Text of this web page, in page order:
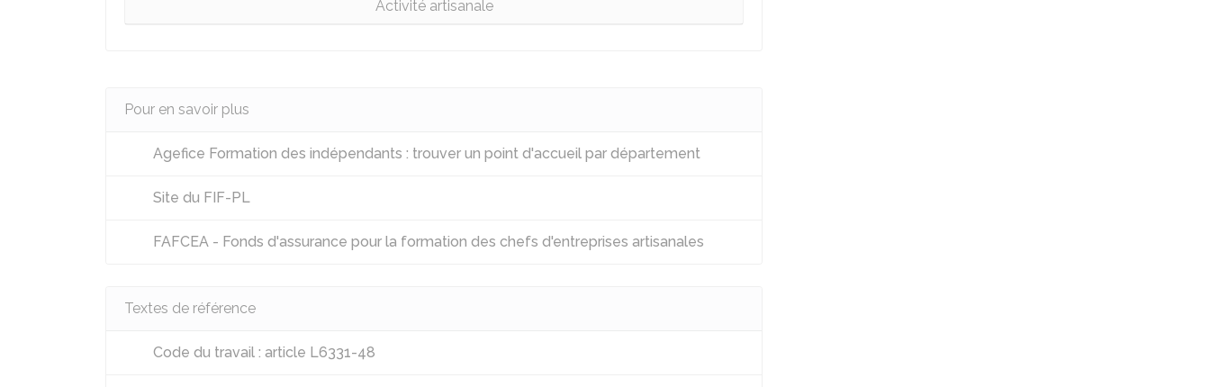
Activité artisanale
Pour en savoir plus
Agefice Formation des indépendants : trouver un point d'accueil par département
Site du FIF-PL
FAFCEA - Fonds d'assurance pour la formation des chefs d'entreprises artisanales
Textes de référence
Code du travail : article L6331-48